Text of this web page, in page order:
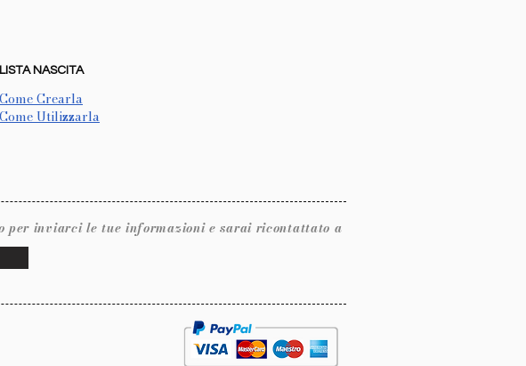
LISTA NASCITA
Come Crearla
Come Utilizzarla
inviarci le tue informazioni e sarai ricontattato a